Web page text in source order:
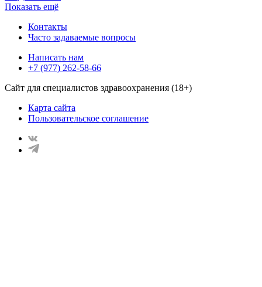
Показать ещё
Контакты
Часто задаваемые вопросы
Написать нам
+7 (977) 262-58-66
Сайт для специалистов здравоохранения (18+)
Карта сайта
Пользовательское соглашение